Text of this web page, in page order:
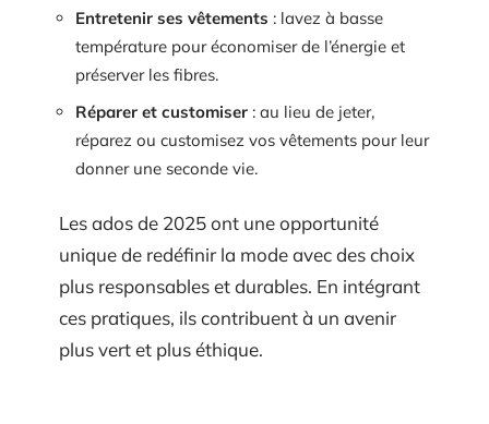
Entretenir ses vêtements : lavez à basse
température pour économiser de l’énergie et
préserver les fibres.
Réparer et customiser : au lieu de jeter,
réparez ou customisez vos vêtements pour leur
donner une seconde vie.
Les ados de 2025 ont une opportunité
unique de redéfinir la mode avec des choix
plus responsables et durables. En intégrant
ces pratiques, ils contribuent à un avenir
plus vert et plus éthique.